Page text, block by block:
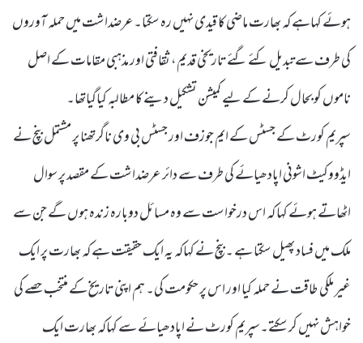
ہوئے کہاہے کہ بھارت ماضی کا قیدی نہیں رہ سکتا۔عرضداشت میں حملہ آوروں
کی طرف سے تبدیل کئے گئے تاریخی قدیم، ثقافتی اور مذہبی مقامات کے اصل
ناموں کو بحال کرنے کے لیے کمیشن تشکیل دینے کا مطالبہ کیاگیاتھا۔
سپریم کورٹ کے جسٹس کے ایم جوزف اور جسٹس بی وی ناگرتھنا پر مشتمل بنچ نے
ایڈووکیٹ اشونی اپادھیائے کی طرف سے دائر عرضداشت کے مقصد پر سوال
اٹھاتے ہوئے کہا کہ اس درخواست سے وہ مسائل دوبارہ زندہ ہوں گے جن سے
ملک میں فساد پھیل سکتا ہے ۔بنچ نے کہاکہ یہ ایک حقیقت ہے کہ بھارت پر ایک
غیر ملکی طاقت نے حملہ کیا اور اس پر حکومت کی۔ ہم اپنی تاریخ کے منتخب حصے کی
خواہش نہیں کر سکتے۔سپریم کورٹ نے اپادھیائے سے کہاکہ بھارت ایک